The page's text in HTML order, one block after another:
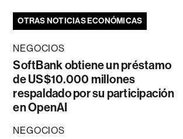
OTRAS NOTICIAS ECONÓMICAS
NEGOCIOS
SoftBank obtiene un préstamo
de US$10.000 millones
respaldado por su participación
en OpenAI
NEGOCIOS